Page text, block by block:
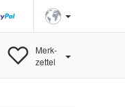
Merk-
zettel